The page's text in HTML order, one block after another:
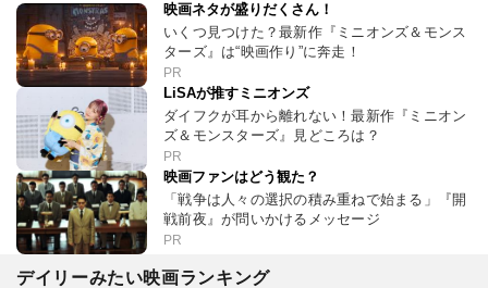
映画ネタが盛りだくさん！
いくつ見つけた？最新作『ミニオンズ＆モンス
ターズ』は“映画作り”に奔走！
PR
LiSAが推すミニオンズ
ダイフクが耳から離れない！最新作『ミニオン
ズ＆モンスターズ』見どころは？
PR
映画ファンはどう観た？
「戦争は人々の選択の積み重ねで始まる」『開
戦前夜』が問いかけるメッセージ
PR
デイリーみたい映画ランキング